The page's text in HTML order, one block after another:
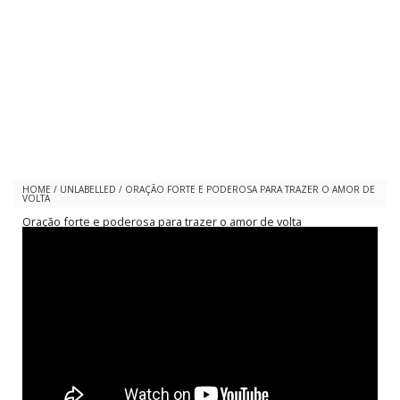
HOME / UNLABELLED / ORAÇÃO FORTE E PODEROSA PARA TRAZER O AMOR DE
VOLTA
Oração forte e poderosa para trazer o amor de volta